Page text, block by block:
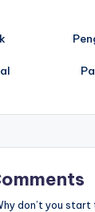
don’t you start